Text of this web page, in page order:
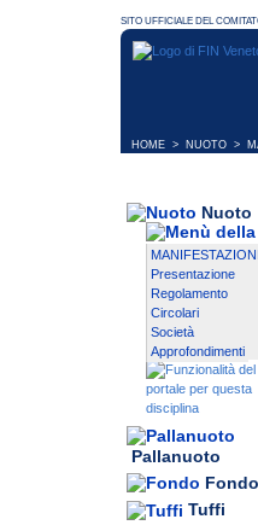
HOME > NUOTO >
Nuoto
MANIFESTAZIONI
Presentazione
Regolamento
Circolari
Società
Approfondimenti
Pallanuoto
Fondo
Tuffi